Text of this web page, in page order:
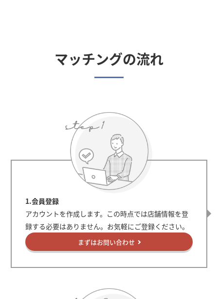
マッチングの流れ
1.会員登録
アカウントを作成します。この時点では店舗情報を登
録する必要はありません。お気軽にご登録ください。
まずはお問い合わせ